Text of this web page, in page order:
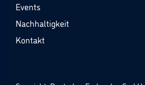
Events
Nachhaltigkeit
Kontakt